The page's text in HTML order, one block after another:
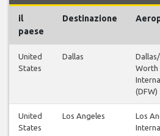
il
paese
Destinazione
United
States
Dallas
Worth
(DFW)
United
States
Los Angeles
Los